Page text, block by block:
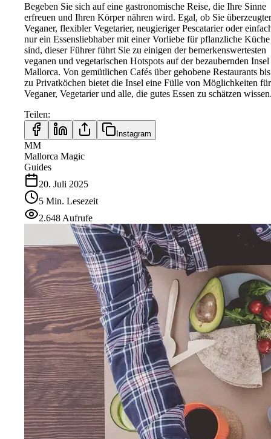
Begeben Sie sich auf eine gastronomische Reise, die Ihre Sinne
erfreuen und Ihren Körper nähren wird. Egal, ob Sie überzeugter
Veganer, flexibler Vegetarier, neugieriger Pescatarier oder
nur ein Essensliebhaber mit einer Vorliebe für pflanzliche Küche
sind, dieser Führer führt Sie zu einigen der bemerkenswertesten
veganen und vegetarischen Hotspots auf der bezaubernden Insel
Mallorca. Von gemütlichen Cafés über gehobene Restaurants
zu Privatköchen bietet die Insel eine Fülle von Möglichkeiten für
Veganer, Vegetarier und alle, die gutes Essen zu schätzen
Teilen:
Instagram
MM
Mallorca Magic
Guides
20. Juli 2025
5 Min. Lesezeit
2.648 Aufrufe